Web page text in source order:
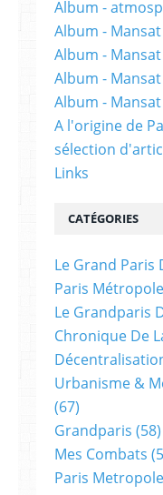
Album -
Album - Mansat
Album - Mansat
Album - Mansat
Album -
A l'origine de
sélection
Links
CATÉGORIES
Le Grand Paris
Paris Métropole
Le Grandparis
Chronique De
Urbanisme &
(67)
Grandparis (58)
Mes Combats
Paris